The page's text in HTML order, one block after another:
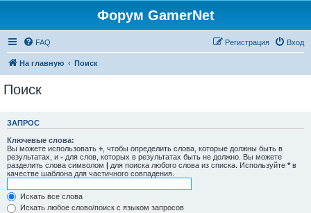
Форум GamerNet
FAQ Вход
Регистрация
На главную Поиск
Поиск
ЗАПРОС
Ключевые слова:
Вы можете использовать + , чтобы определить слова, которые должны быть в
результатах, и - для слов, которых в результатах быть не должно. Вы можете
разделить слова символом | для поиска любого слова из списка. Используйте * в
качестве шаблона для частичного совпадения.
Искать все слова
Искать любое слово/поиск с языком запросов